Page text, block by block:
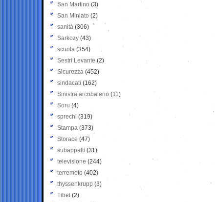
San Martino (3)
San Miniato (2)
sanità (306)
Sarkozy (43)
scuola (354)
Sestri Levante (2)
Sicurezza (452)
sindacati (162)
Sinistra arcobaleno (11)
Soru (4)
sprechi (319)
Stampa (373)
Storace (47)
subappalti (31)
televisione(244)
terremoto (402)
thyssenkrupp (3)
Tibet(2)